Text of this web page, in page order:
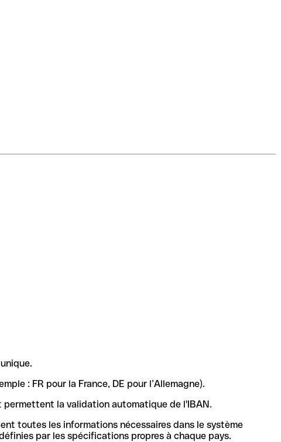
: FR pour la France, DE pour l’Allemagne).
la validation automatique de l'IBAN.
toutes les informations nécessaires dans le système
bancaire au Koweït pour identifier de manière unique la banque et le compte, sa structure et sa longueur sont définies par les spécifications propres à chaque pays.